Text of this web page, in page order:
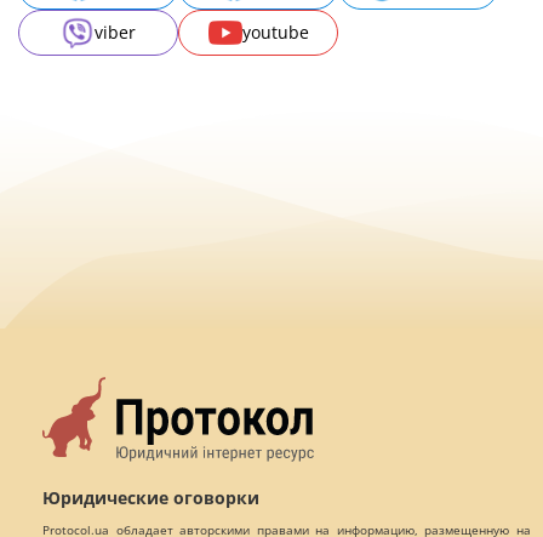
viber
youtube
Юридические оговорки
Protocol.ua обладает авторскими правами на информацию, размещенную на